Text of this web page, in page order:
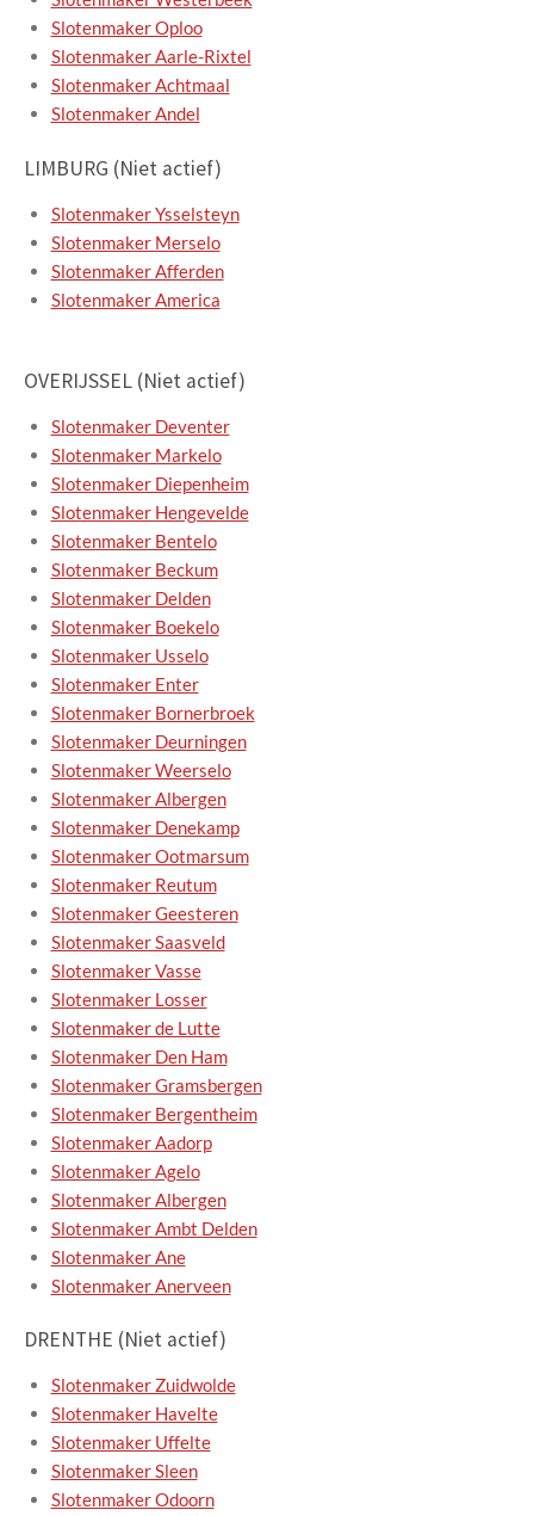
Slotenmaker Oploo
Slotenmaker Aarle-Rixtel
Slotenmaker Achtmaal
Slotenmaker Andel
LIMBURG (Niet actief)
Slotenmaker Ysselsteyn
Slotenmaker Merselo
Slotenmaker Afferden
Slotenmaker America
OVERIJSSEL (Niet actief)
Slotenmaker Deventer
Slotenmaker Markelo
Slotenmaker Diepenheim
Slotenmaker Hengevelde
Slotenmaker Bentelo
Slotenmaker Beckum
Slotenmaker Delden
Slotenmaker Boekelo
Slotenmaker Usselo
Slotenmaker Enter
Slotenmaker Bornerbroek
Slotenmaker Deurningen
Slotenmaker Weerselo
Slotenmaker Albergen
Slotenmaker Denekamp
Slotenmaker Ootmarsum
Slotenmaker Reutum
Slotenmaker Geesteren
Slotenmaker Saasveld
Slotenmaker Vasse
Slotenmaker Losser
Slotenmaker de Lutte
Slotenmaker Den Ham
Slotenmaker Gramsbergen
Slotenmaker Bergentheim
Slotenmaker Aadorp
Slotenmaker Agelo
Slotenmaker Albergen
Slotenmaker Ambt Delden
Slotenmaker Ane
Slotenmaker Anerveen
DRENTHE (Niet actief)
Slotenmaker Zuidwolde
Slotenmaker Havelte
Slotenmaker Uffelte
Slotenmaker Sleen
Slotenmaker Odoorn